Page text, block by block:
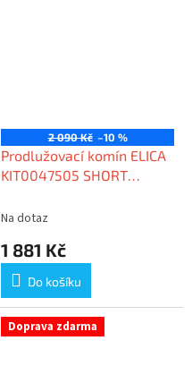
2 090 Kč –10 %
Prodlužovací komín ELICA
KIT0047505 SHORT
Na dotaz
1 881 Kč
Do košíku
Doprava zdarma